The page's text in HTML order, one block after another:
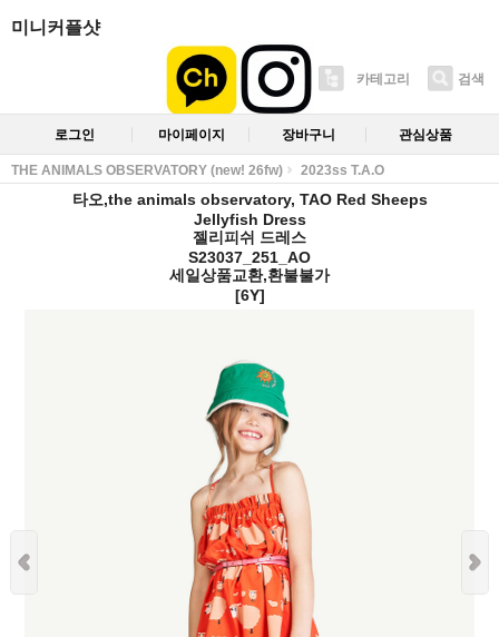
미니커플샷
카테고리 검색
로그인 마이페이지 장바구니 관심상품
THE ANIMALS OBSERVATORY (new! 26fw) 2023ss T.A.O
타오,the animals observatory, TAO Red Sheeps
Jellyfish Dress
젤리피쉬 드레스
S23037_251_AO
세일상품교환,환불불가
[6Y]